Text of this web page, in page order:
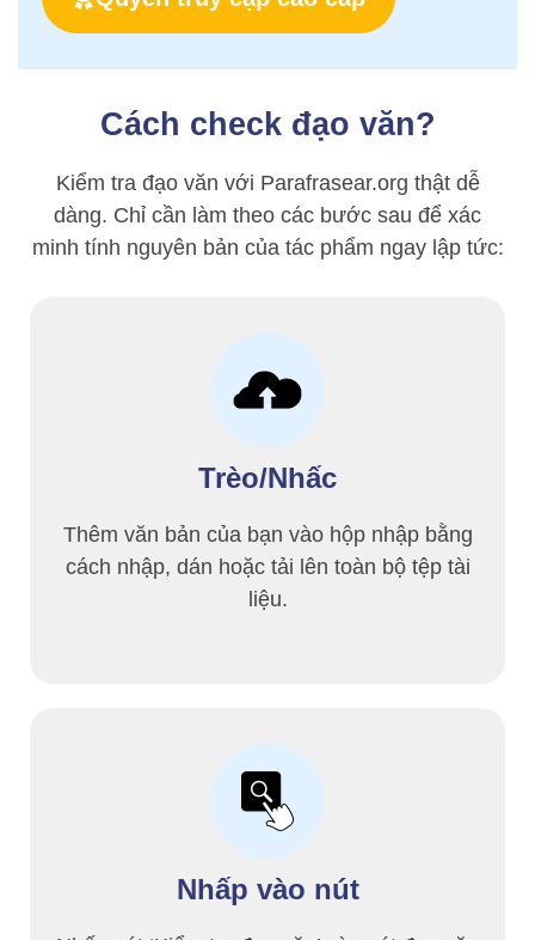
Cách check đạo văn?
Kiểm tra đạo văn với Parafrasear.org thật dễ
dàng. Chỉ cần làm theo các bước sau để xác
minh tính nguyên bản của tác phẩm ngay lập tức:
Trèo/Nhấc
Thêm văn bản của bạn vào hộp nhập bằng
cách nhập, dán hoặc tải lên toàn bộ tệp tài
liệu.
Nhấp vào nút